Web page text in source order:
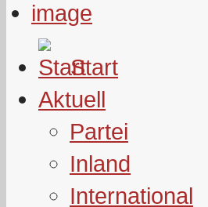
Start
Aktuell
Partei
Inland
International